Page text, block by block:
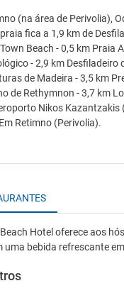
(na área de Perivolia),
fica a 1,9 km de
Beach - 0,5 km Praia
- 2,9 km Desfiladeiro
de Madeira - 3,5 km
de Rethymnon - 3,7 km
Nikos Kazantzakis
Retimno (Perivolia).
Hotel oferece aos
uma bebida refrescante